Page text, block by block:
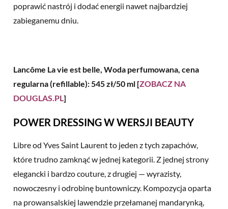
poprawić nastrój i dodać energii nawet najbardziej
zabieganemu dniu.
Lancôme La vie est belle, Woda perfumowana, cena
regularna (refillable): 545 zł/50 ml [ZOBACZ NA
DOUGLAS.PL ]
POWER DRESSING W WERSJI BEAUTY
Libre od Yves Saint Laurent to jeden z tych zapachów,
które trudno zamknąć w jednej kategorii. Z jednej strony
elegancki i bardzo couture, z drugiej — wyrazisty,
nowoczesny i odrobinę buntowniczy. Kompozycja oparta
na prowansalskiej lawendzie przełamanej mandarynką,